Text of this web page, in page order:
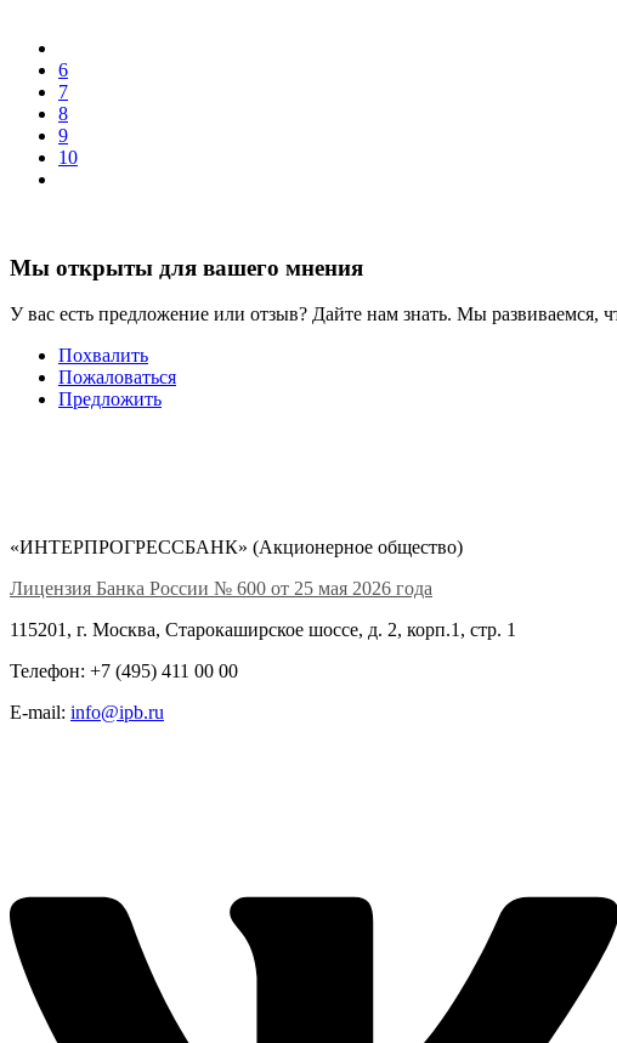
6
7
8
9
10
Мы открыты для вашего мнения
У вас есть предложение или отзыв? Дайте нам знать. Мы
Похвалить
Пожаловаться
Предложить
«ИНТЕРПРОГРЕССБАНК» (Акционерное общество)
Лицензия Банка России № 600 от 25 мая 2026 года
115201, г. Москва, Старокаширское шоссе, д. 2, корп.1, стр. 1
Телефон: +7 (495) 411 00 00
E-mail: info@ipb.ru